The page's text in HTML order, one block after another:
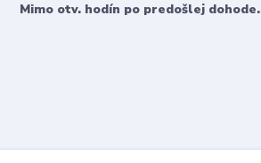
Mimo otv. hodín po predošlej dohode.